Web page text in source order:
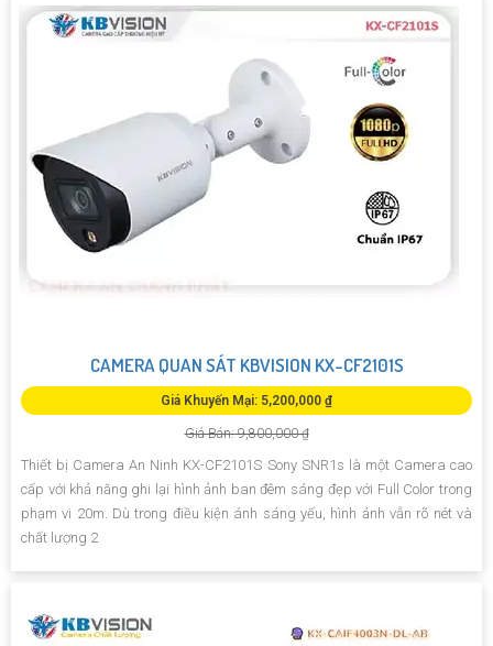
CAMERA QUAN SÁT KBVISION KX-CF2101S
Giá Khuyến Mại: 5,200,000 ₫
Giá Bán: 9,800,000 ₫
Thiết bị Camera An Ninh KX-CF2101S Sony SNR1s là một Camera cao
cấp với khả năng ghi lại hình ảnh ban đêm sáng đẹp với Full Color trong
phạm vi 20m. Dù trong điều kiện ánh sáng yếu, hình ảnh vẫn rõ nét và
chất lượng 2